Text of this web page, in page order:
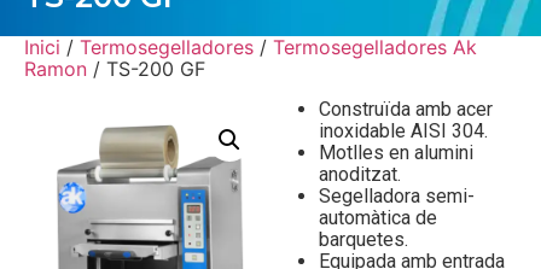
Inici / Termosegelladores / Termosegelladores Ak
Ramon / TS-200 GF
Construïda amb acer
inoxidable AISI 304.
Motlles en alumini
anoditzat.
Segelladora semi-
automàtica de
barquetes.
Equipada amb entrada